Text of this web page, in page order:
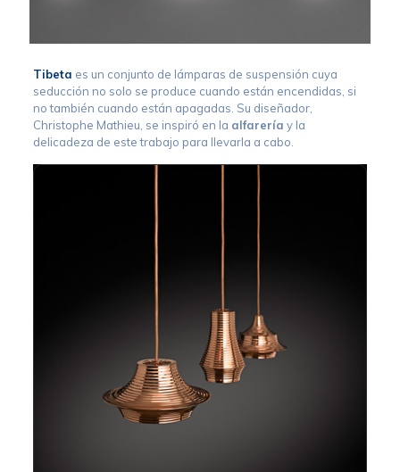
Tibeta es un conjunto de lámparas de suspensión cuya
seducción no solo se produce cuando están encendidas, si
no también cuando están apagadas. Su diseñador,
Christophe Mathieu, se inspiró en la alfarería y la
delicadeza de este trabajo para llevarla a cabo.